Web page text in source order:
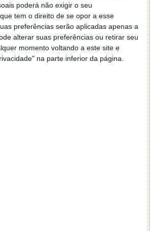
poderá não exigir o seu
tem o direito de se opor a esse
preferências serão aplicadas apenas a
alterar suas preferências ou retirar seu
momento voltando a este site e
na parte inferior da página.